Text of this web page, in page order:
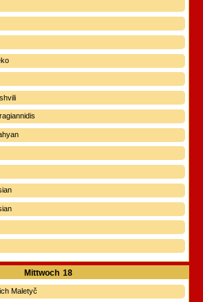
Mittwoch 18
Maletyč